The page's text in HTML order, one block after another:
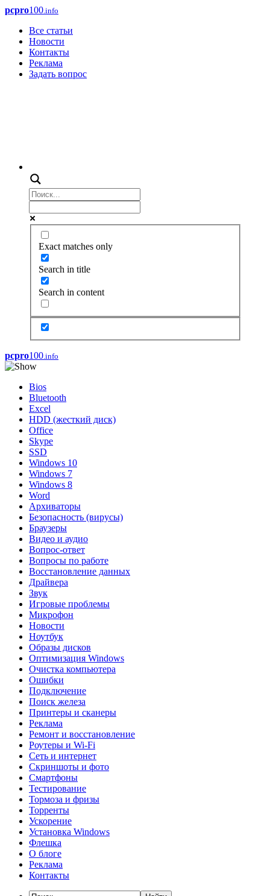
pcpro100.info
Все статьи
Новости
Контакты
Реклама
Задать вопрос
Exact matches only
Search in title
Search in content
pcpro100.info
Bios
Bluetooth
Excel
HDD (жесткий диск)
Office
Skype
SSD
Windows 10
Windows 7
Windows 8
Word
Архиваторы
Безопасность (вирусы)
Браузеры
Видео и аудио
Вопрос-ответ
Вопросы по работе
Восстановление данных
Драйвера
Звук
Игровые проблемы
Микрофон
Новости
Ноутбук
Образы дисков
Оптимизация Windows
Очистка компьютера
Ошибки
Подключение
Поиск железа
Принтеры и сканеры
Реклама
Ремонт и восстановление
Роутеры и Wi-Fi
Сеть и интернет
Скриншоты и фото
Смартфоны
Тестирование
Тормоза и фризы
Торренты
Ускорение
Установка Windows
Флешка
О блоге
Реклама
Контакты